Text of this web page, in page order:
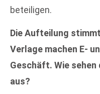
beteiligen.
Die Aufteilung
Verlage machen E-
Geschäft. Wie
aus?